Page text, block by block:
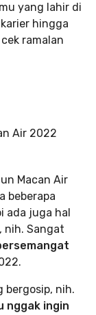
yang lahir di
hingga
ramalan
Macan Air
beberapa
ada juga hal
nih. Sangat
bergosip, nih.
nggak ingin